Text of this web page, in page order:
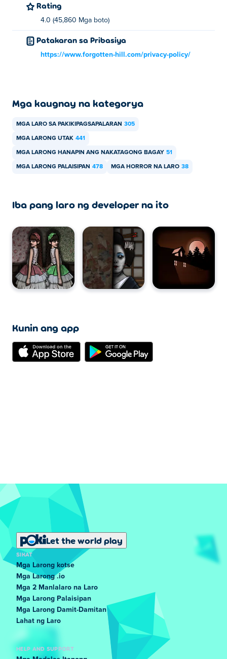
Rating
4.0 (45,860 Mga boto)
Patakaran sa Pribasiya
https://www.forgotten-hill.com/privacy-policy/
Mga kaugnay na kategorya
MGA LARO SA PAKIKIPAGSAPALARAN 305
MGA LARONG UTAK 441
MGA LARONG HANAPIN ANG NAKATAGONG BAGAY 51
MGA LARONG PALAISIPAN 478 MGA HORROR NA LARO 38
Iba pang laro ng developer na ito
Kunin ang app
Let the world play
SIKAT
Mga Larong kotse
Mga Larong .io
Mga 2 Manlalaro na Laro
Mga Larong Palaisipan
Mga Larong Damit-Damitan
Lahat ng Laro
HELP AND SUPPORT